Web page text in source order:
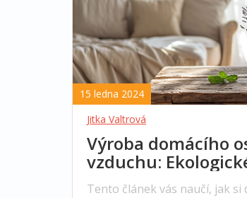
15 ledna 2024
Jitka Valtrová
Výroba domácího
vzduchu:
Vaši domácnost
Tento článek vás naučí, jak si